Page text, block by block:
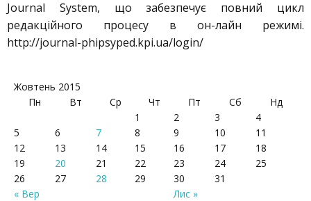
Journal System, що забезпечує повний цикл
редакційного процесу в он-лайн режимі.
http://journal-phipsyped.kpi.ua/login/
Жовтень 2015
Пн
Вт Ср Чт Пт Сб Нд
« Вер Лис »
1 2 3
4
5
6 7 8 9 10
11
12
13 14 15 16 17
18
19
20 21 22 23 24
25
26
27 28 29 30 31